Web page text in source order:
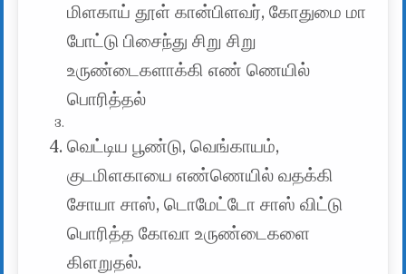
மிளகாய் தூள் கான்பிளவர், கோதுமை மா
போட்டு பிசைந்து சிறு சிறு
உருண்டைகளாக்கி எண் ணெயில்
பொரித்தல்
வெட்டிய பூண்டு, வெங்காயம்,
குடமிளகாயை எண்ணெயில் வதக்கி
சோயா சாஸ், டொமேட்டோ சாஸ் விட்டு
பொரித்த கோவா உருண்டைகளை
கிளறுதல்.